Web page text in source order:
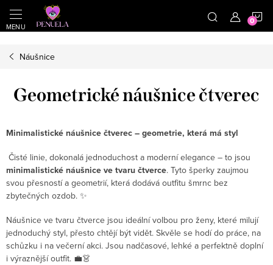
https://cz.pinterest.com/shoppenuela/
Přejít na obsah
Náušnice
Geometrické náušnice čtverec
Minimalistické náušnice čtverec – geometrie, která má styl
Čisté linie, dokonalá jednoduchost a moderní elegance – to jsou
minimalistické náušnice ve tvaru čtverce. Tyto šperky zaujmou
svou přesností a geometrií, která dodává outfitu šmrnc bez
zbytečných ozdob. ✨
Náušnice ve tvaru čtverce jsou ideální volbou pro ženy, které milují
jednoduchý styl, přesto chtějí být vidět. Skvěle se hodí do práce, na
schůzku i na večerní akci. Jsou nadčasové, lehké a perfektně doplní
i výraznější outfit. 💼👗